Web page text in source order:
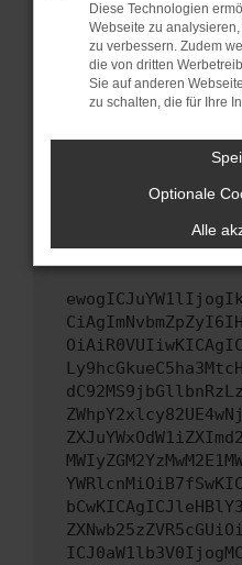
Veraltete Software
Sicherheitsrisiko,
führen, dass
unterstützt werden.
Wenn du alle oben
versuchen, das
uns diesen Text
Fehlersuche zu
Diese Technologien
Webseite zu
zu verbessern. Zudem
die von dritten
Sie auf anderen
zu schalten, die für Ihre
Optionale
Alle